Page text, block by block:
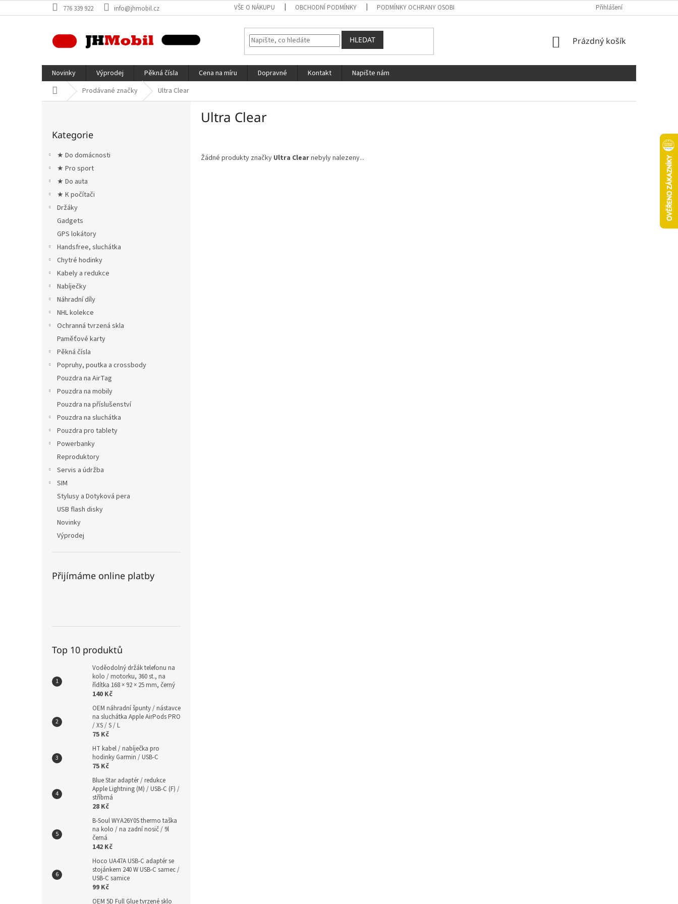
na
776 339 922 info@jhmobil.cz VŠE O NÁKUPU OBCHODNÍ PODMÍNKY PODMÍNKY OCHRANY OSOBNÍCH ÚDAJŮ Přihlášení
HLEDAT
NÁKUPNÍ
Prázdný košík
Novinky Výprodej Pěkná čísla Cena na míru Dopravné Kontakt
Napište nám
Domů Prodávané značky Ultra Clear
kategorie
Kategorie
★ Do domácnosti
★ Pro sport
★ Do auta
★ K počítači
Držáky
Gadgets
GPS lokátory
Handsfree, sluchátka
Chytré hodinky
Kabely a redukce
Nabíječky
Náhradní díly
NHL kolekce
Ochranná tvrzená skla
Paměťové karty
Pěkná čísla
Popruhy, poutka a crossbody
Pouzdra na AirTag
Pouzdra na mobily
Pouzdra na příslušenství
Pouzdra na sluchátka
Pouzdra pro tablety
Powerbanky
Reproduktory
Servis a údržba
SIM
Stylusy a Dotyková pera
USB flash disky
Novinky
Výprodej
Přijímáme online platby
Top 10 produktů
Voděodolný držák telefonu na
kolo / motorku, 360 st., na
řídítka 168 × 92 × 25 mm, černý
140 Kč
OEM náhradní špunty / nástavce
na sluchátka Apple AirPods PRO
/ XS / S / L
75 Kč
HT kabel / nabíječka pro
hodinky Garmin / USB-C
75 Kč
Blue Star adaptér / redukce
Apple Lightning (M) / USB-C (F) /
stříbrná
28 Kč
B-Soul WYA26Y0S thermo taška
na kolo / na zadní nosič / 9l
černá
142 Kč
Hoco UA47A USB-C adaptér se
stojánkem 240 W USB-C samec /
USB-C samice
99 Kč
OEM 5D Full Glue tvrzené sklo
Ultra Clear
Žádné produkty značky Ultra Clearnebyly nalezeny...